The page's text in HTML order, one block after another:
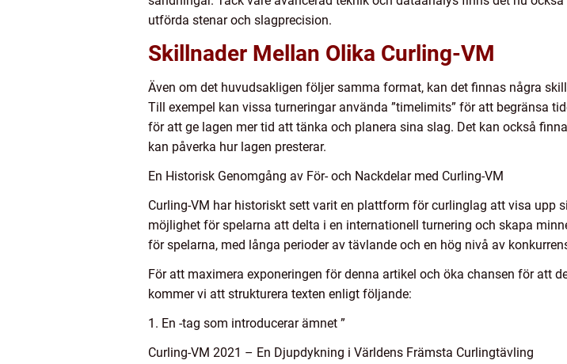
utförda stenar och slagprecision.
Skillnader Mellan Olika Curling-VM
Även om det huvudsakligen följer samma format, kan det finnas några
Till exempel kan vissa turneringar använda ”timelimits” för att begränsa
för att ge lagen mer tid att tänka och planera sina slag. Det kan också
kan påverka hur lagen presterar.
En Historisk Genomgång av För- och Nackdelar med Curling-VM
Curling-VM har historiskt sett varit en plattform för curlinglag att visa upp
möjlighet för spelarna att delta i en internationell turnering och skapa
för spelarna, med långa perioder av tävlande och en hög nivå av
För att maximera exponeringen för denna artikel och öka chansen för att
kommer vi att strukturera texten enligt följande:
1. En -tag som introducerar ämnet ”
Curling-VM 2021 – En Djupdykning i Världens Främsta Curlingtävling